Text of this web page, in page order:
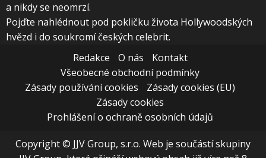
a nikdy se neomrzí.
Pojďte nahlédnout pod pokličku života Hollywoodských
hvězd i do soukromí českých celebrit.
Redakce
O nás
Kontakt
Všeobecné obchodní podmínky
Zásady používání cookies
Zásady cookies (EU)
Zásady cookies
Prohlášení o ochraně osobních údajů
Copyright © JJV Group, s.r.o. Web je součástí skupiny